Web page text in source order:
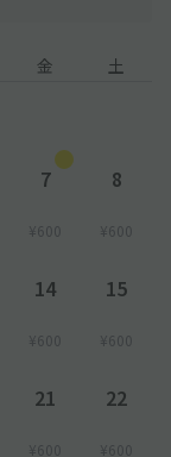
金 土
7
¥600
8
¥600
14
¥600
15
¥600
21
¥600
22
¥600